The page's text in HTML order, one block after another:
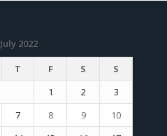
July 2022
T F S
S
1
2
3
7 8 9
10